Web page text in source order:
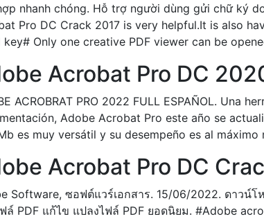
nhanh chóng. Hỗ trợ người dùng gửi chữ ký
Pro DC Crack 2017 is very helpful.It is also
key# Only one creative PDF viewer can be
Acrobat Pro DC
ACROBRAT PRO 2022 FULL ESPAÑOL. Una
Adobe Acrobat Pro este año se
es muy versátil y su desempeño es al máximo
Acrobat Pro DC
Software, ซอฟต์แวร์เอกสาร. 15/06/2022. ดาวน์
ล์ PDF แก้ไข แปลงไฟล์ PDF ยอดนิยม. #Adobe